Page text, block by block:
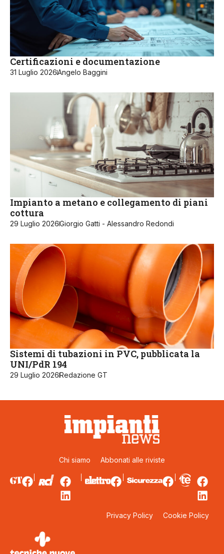
Certificazioni e documentazione
31 Luglio 2026Angelo Baggini
Impianto a metano e collegamento di piani
cottura
29 Luglio 2026Giorgio Gatti - Alessandro Redondi
Sistemi di tubazioni in PVC, pubblicata la
UNI/PdR 194
29 Luglio 2026Redazione GT
Chi siamo Abbonati alle riviste
Privacy Policy Cookie Policy